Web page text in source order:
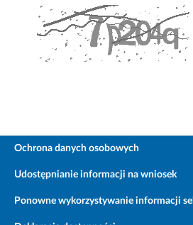
Ochrona danych osobowych
Udostępnianie informacji na wniosek
Ponowne wykorzystywanie informacji